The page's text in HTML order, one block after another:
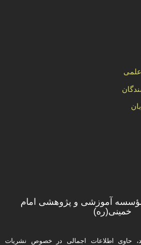
علمی
آموزشی و پژوهشی امام
خمینی(ره)
حاوی اطلاعات اجمالی در خصوص نشریات